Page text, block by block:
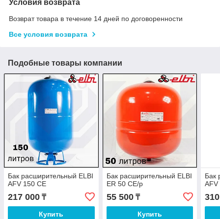
Условия возврата
Возврат товара в течение 14 дней по договоренности
Все условия возврата
Подобные товары компании
Бак расширительный ELBI
AFV 150 CE
217 000 ₸
Купить
Бак расширительный ELBI
ER 50 CE/p
55 500₸
Купить
Бак
AFV